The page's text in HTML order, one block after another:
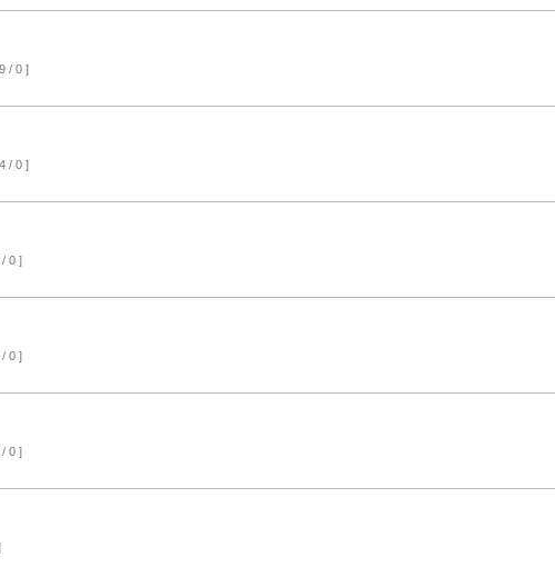
/ 0 ]
/ 0 ]
/ 0 ]
/ 0 ]
/ 0 ]